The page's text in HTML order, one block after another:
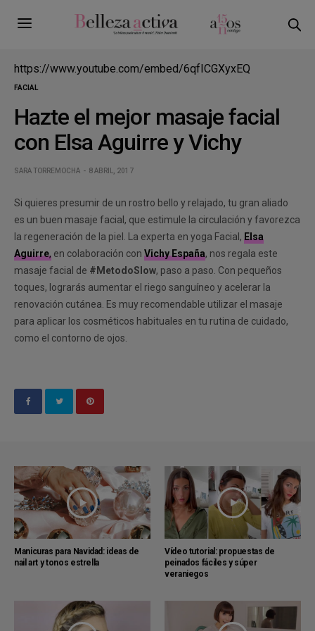
https://www.youtube.com/embed/6qfICGXyxEQ
FACIAL
Hazte el mejor masaje facial
con Elsa Aguirre y Vichy
SARA TORREMOCHA 8 ABRIL, 2017
Si quieres presumir de un rostro bello y relajado, tu gran aliado
es un buen masaje facial, que estimule la circulación y favorezca
la regeneración de la piel. La experta en yoga Facial,Elsa
Aguirre, en colaboración conVichy España, nos regala este
masaje facial de #MetodoSlow, paso a paso. Con pequeños
toques, lograrás aumentar el riego sanguíneo y acelerar la
renovación cutánea. Es muy recomendable utilizar el masaje
para aplicar los cosméticos habituales en tu rutina de cuidado,
como el contorno de ojos.
Manicuras para Navidad: ideas de
nail art y tonos estrella
Vídeo tutorial: propuestas de
peinados fáciles y súper
veraniegos